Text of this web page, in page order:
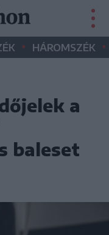
• HÁROMSZÉK •
a
baleset